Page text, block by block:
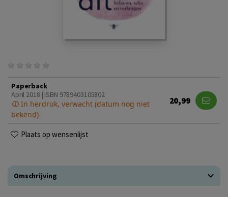
Paperback
April 2018 | ISBN 9789403105802
In herdruk, verwacht (datum nog niet
bekend)
20,99
Plaats op wensenlijst
Omschrijving